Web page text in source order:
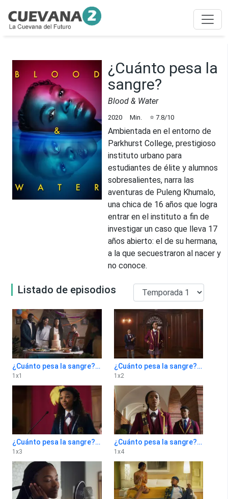
¿Cuánto pesa la
sangre?
Blood & Water
2020 Min. ⭐ 7.8/10
Ambientada en el entorno de
Parkhurst College, prestigioso
instituto urbano para
estudiantes de élite y alumnos
sobresalientes, narra las
aventuras de Puleng Khumalo,
una chica de 16 años que logra
entrar en el instituto a fin de
investigar un caso que lleva 17
años abierto: el de su hermana,
a la que secuestraron al nacer y
no conoce.
Listado de episodios
¿Cuánto pesa la sangre? 1x1
1 x1
¿Cuánto pesa la sangre? 1x2
1 x2
¿Cuánto pesa la sangre? 1x3
1 x3
¿Cuánto pesa la sangre? 1x4
1 x4